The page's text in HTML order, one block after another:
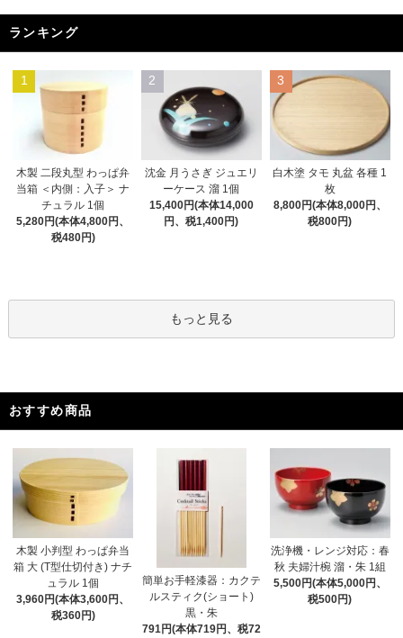
ランキング
1
木製 二段丸型 わっぱ弁
当箱 ＜内側：入子＞ ナ
チュラル 1個
5,280円(本体4,800円、
税480円)
2
沈金 月うさぎ ジュエリ
ーケース 溜 1個
15,400円(本体14,000
円、税1,400円)
3
白木塗 タモ 丸盆 各種 1
枚
8,800円(本体8,000円、
税800円)
もっと見る
おすすめ商品
木製 小判型 わっぱ弁当
箱 大 (T型仕切付き) ナチ
ュラル 1個
3,960円(本体3,600円、
税360円)
簡単お手軽漆器：カクテ
ルスティク(ショート)
黒・朱
791円(本体719円、税72
洗浄機・レンジ対応：春
秋 夫婦汁椀 溜・朱 1組
5,500円(本体5,000円、
税500円)